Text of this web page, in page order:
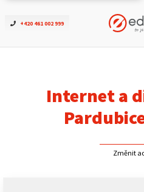
+420 461 002 999
Ověřit
ČEZNET TV
Internet a
Změnit